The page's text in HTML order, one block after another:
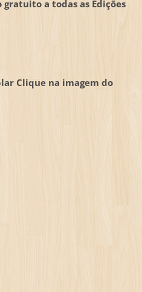
gratuito a todas as Edições
Clique na imagem do